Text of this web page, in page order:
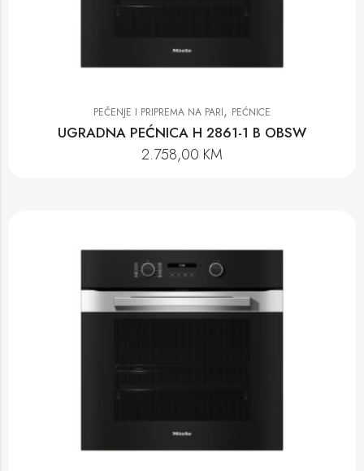
PEČENJE I PRIPREMA NA PARI, PEĆNICE
UGRADNA PEĆNICA H 2861-1 B OBSW
2.758,00 KM